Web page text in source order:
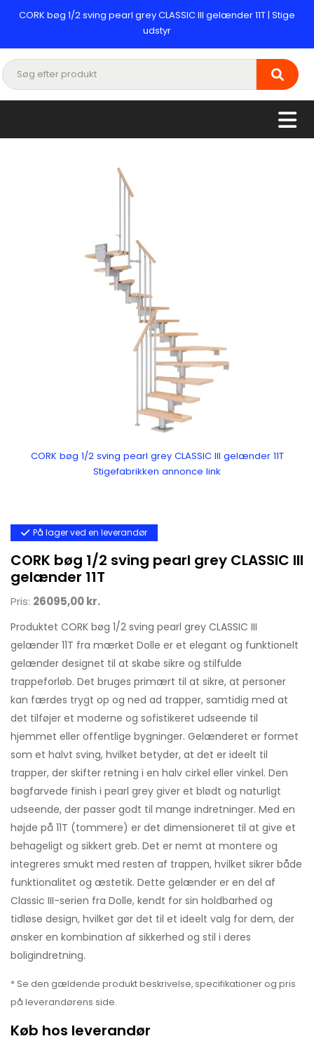
CORK bøg 1/2 sving pearl grey CLASSIC III gelænder 11T | Stige
udstyr
CORK bøg 1/2 sving pearl grey CLASSIC III gelænder 11T
Stigefabrikken annonce link
På lager ved en leverandør
CORK bøg 1/2 sving pearl grey CLASSIC III
gelænder 11T
Pris: 26095,00 kr.
Produktet CORK bøg 1/2 sving pearl grey CLASSIC III
gelænder 11T fra mærket Dolle er et elegant og funktionelt
gelænder designet til at skabe sikre og stilfulde
trappeforløb. Det bruges primært til at sikre, at personer
kan færdes trygt op og ned ad trapper, samtidig med at
det tilføjer et moderne og sofistikeret udseende til
hjemmet eller offentlige bygninger. Gelænderet er formet
som et halvt sving, hvilket betyder, at det er ideelt til
trapper, der skifter retning i en halv cirkel eller vinkel. Den
bøgfarvede finish i pearl grey giver et blødt og naturligt
udseende, der passer godt til mange indretninger. Med en
højde på 11T (tommere) er det dimensioneret til at give et
behageligt og sikkert greb. Det er nemt at montere og
integreres smukt med resten af trappen, hvilket sikrer både
funktionalitet og æstetik. Dette gelænder er en del af
Classic III-serien fra Dolle, kendt for sin holdbarhed og
tidløse design, hvilket gør det til et ideelt valg for dem, der
ønsker en kombination af sikkerhed og stil i deres
boligindretning.
* Se den gældende produkt beskrivelse, specifikationer og pris
på leverandørens side.
Køb hos leverandør